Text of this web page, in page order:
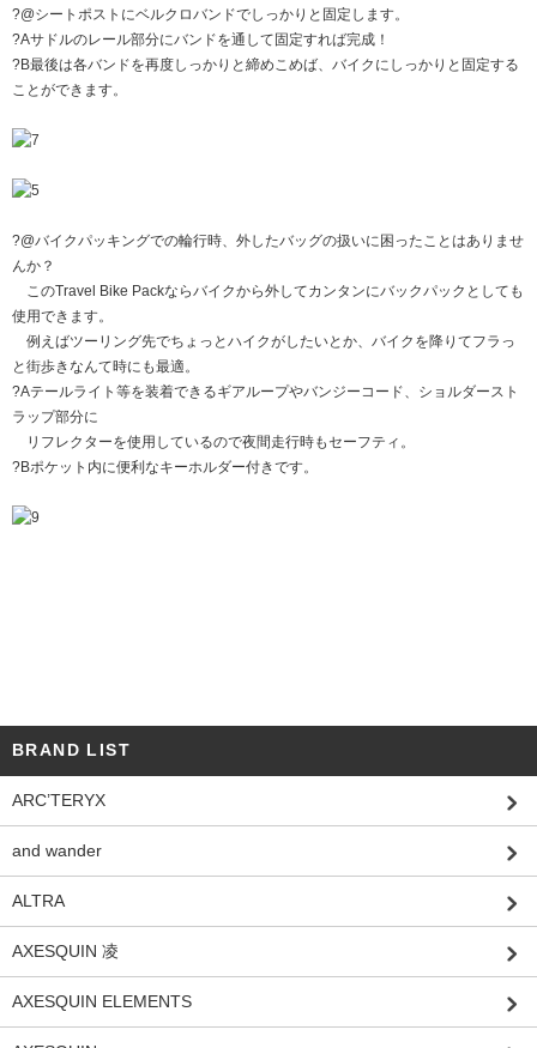
?@シートポストにベルクロバンドでしっかりと固定します。
?Aサドルのレール部分にバンドを通して固定すれば完成！
?B最後は各バンドを再度しっかりと締めこめば、バイクにしっかりと固定する
ことができます。
?@バイクパッキングでの輪行時、外したバッグの扱いに困ったことはありませ
んか？
このTravel Bike Packならバイクから外してカンタンにバックパックとしても
使用できます。
例えばツーリング先でちょっとハイクがしたいとか、バイクを降りてフラっ
と街歩きなんて時にも最適。
?Aテールライト等を装着できるギアループやバンジーコード、ショルダースト
ラップ部分に
リフレクターを使用しているので夜間走行時もセーフティ。
?Bポケット内に便利なキーホルダー付きです。
BRAND LIST
ARC’TERYX
and wander
ALTRA
AXESQUIN 凌
AXESQUIN ELEMENTS